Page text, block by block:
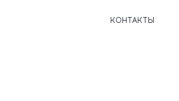
КОНТАКТЫ